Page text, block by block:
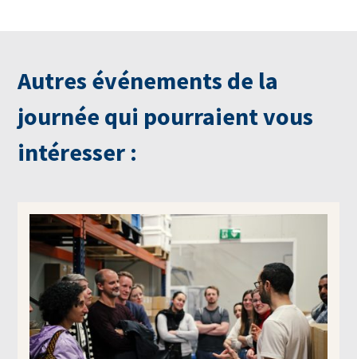
Autres événements de la
journée qui pourraient vous
intéresser :